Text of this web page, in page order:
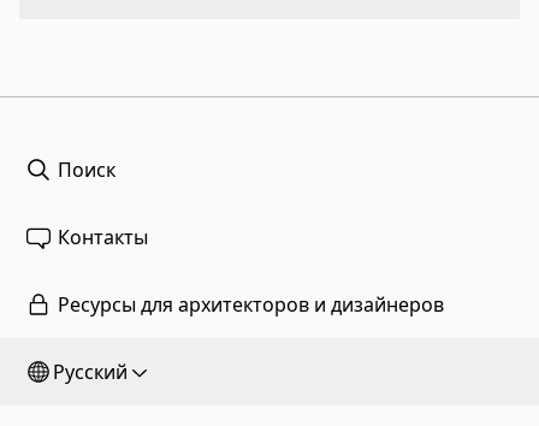
Поиск
Контакты
Ресурсы для архитекторов и дизайнеров
Русский